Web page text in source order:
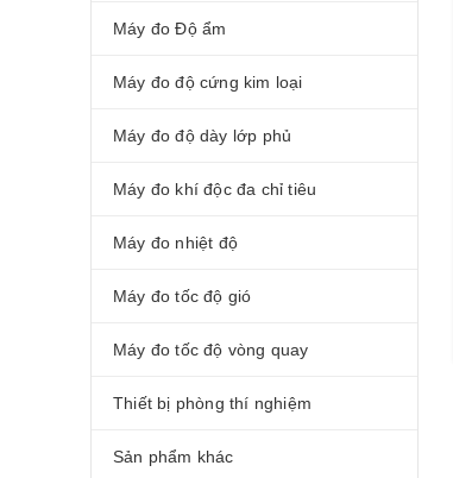
Máy đo Độ ẩm
Máy đo độ cứng kim loại
Máy đo độ dày lớp phủ
Máy đo khí độc đa chỉ tiêu
Máy đo nhiệt độ
Máy đo tốc độ gió
Máy đo tốc độ vòng quay
Thiết bị phòng thí nghiệm
Sản phẩm khác